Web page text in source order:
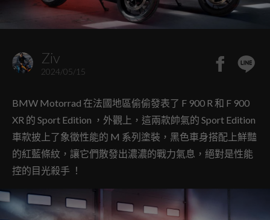
Ziv
2024/05/15
BMW Motorrad 在法國地區偷偷發表了 F 900 R 和 F 900
XR 的 Sport Edition ，外觀上，這兩款帥氣的 Sport Edition
車款披上了象徵性能的 M 系列塗裝，黑色車身搭配上鮮豔
的紅藍條紋，讓它們散發出濃濃的戰力氣息，絕對是性能
控的目光殺手 ！